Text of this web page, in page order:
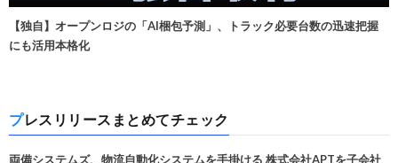
【独自】オープンロジの「AI梱包予測」、トラック必要台数の迅速把握
にも活用本格化
プレスリリースまとめてチェック
両備システムズ、物流自動化システムを手掛ける 株式会社APTを子会社